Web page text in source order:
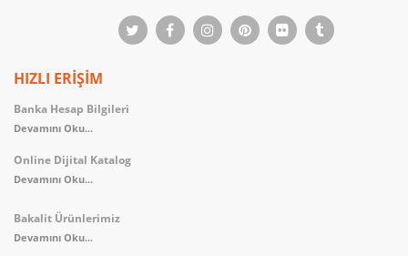
HIZLI ERİŞİM
Banka Hesap Bilgileri
Devamını Oku...
Online Dijital Katalog
Devamını Oku...
Bakalit Ürünlerimiz
Devamını Oku...